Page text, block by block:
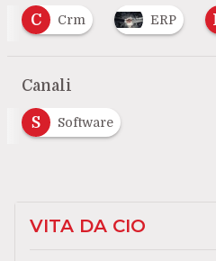
ERP H Hardware
Canali
S Software
VITA DA CIO